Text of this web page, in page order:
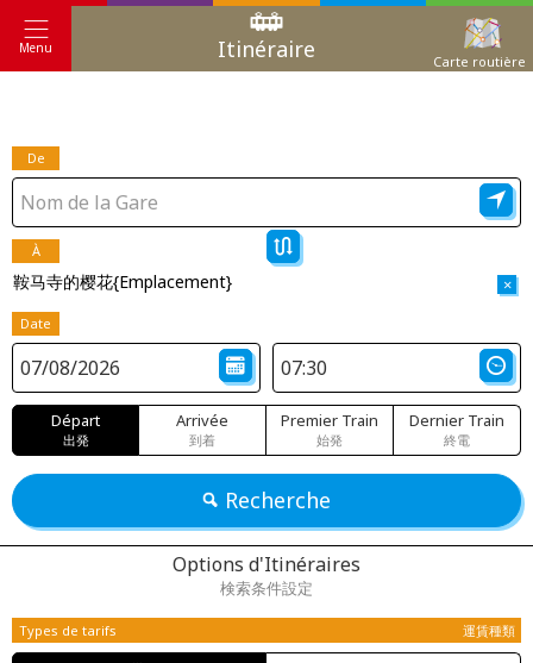
Menu Itinéraire Carte routière
De
À
鞍马寺的樱花{Emplacement} ×
Date
Départ
出発
Arrivée
到着
Premier Train
始発
Dernier Train
終電
Recherche
Options d'Itinéraires
検索条件設定
Types de tarifs 運賃種類